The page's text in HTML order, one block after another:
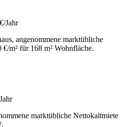
Jahr
angenommene marktübliche
m² für 168 m² Wohnfläche.
marktübliche Nettokaltmiete